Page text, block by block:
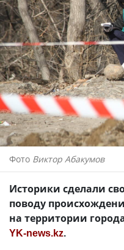
Фото Виктор Абакумов
Историки сделали
поводу
на территории
YK-news.kz.